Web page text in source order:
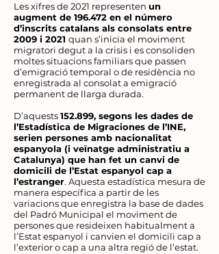
Les xifres de 2021 representen un
augment de 196.472 en el número
d’inscrits catalans als consolats entre
2009 i 2021 quan s’inicia el moviment
migratori degut a la crisis i es consoliden
moltes situacions familiars que passen
d’emigració temporal o de residència no
enregistrada al consolat a emigració
permanent de llarga durada.
D’aquests152.899, segons les dades de
l’Estadística de Migraciones de l’INE,
serien persones amb nacionalitat
espanyola (i veïnatge administratiu a
Catalunya) que han fet un canvi de
domicili de l’Estat espanyol cap a
l’estranger. Aquesta estadística mesura de
manera específica a partir de les
variacions que enregistra la base de dades
del Padró Municipal el moviment de
persones que resideixen habitualment a
l’Estat espanyol i canvien el domicili cap a
l’exterior o cap a una altra regió de l’estat.